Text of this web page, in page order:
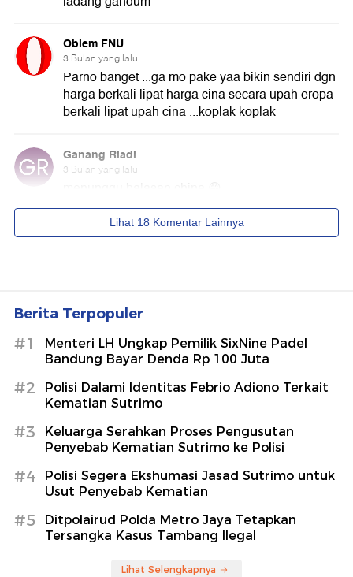
Berita Terpopuler
#1
Menteri LH Ungkap Pemilik SixNine Padel
Bandung Bayar Denda Rp 100 Juta
#2
Polisi Dalami Identitas Febrio Adiono Terkait
Kematian Sutrimo
#3
Keluarga Serahkan Proses Pengusutan
Penyebab Kematian Sutrimo ke Polisi
#4
Polisi Segera Ekshumasi Jasad Sutrimo untuk
Usut Penyebab Kematian
#5
Ditpolairud Polda Metro Jaya Tetapkan
Tersangka Kasus Tambang Ilegal
Lihat Selengkapnya